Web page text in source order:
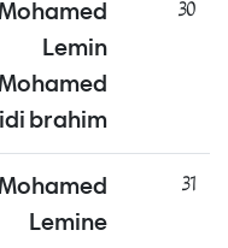
30
Lemin
brahim
31
Lemine